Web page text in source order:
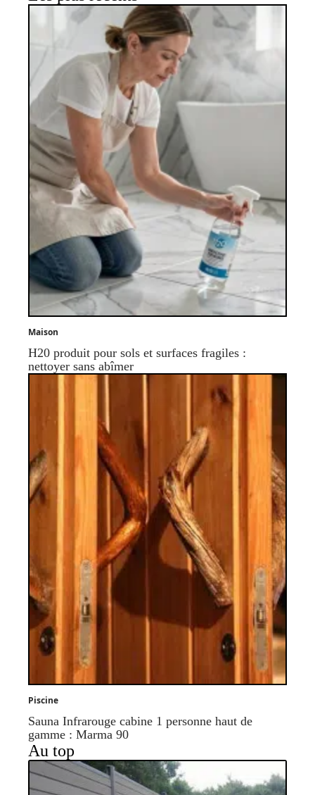
Maison
H20 produit pour sols et surfaces fragiles :
nettoyer sans abîmer
Piscine
Sauna Infrarouge cabine 1 personne haut de
gamme : Marma 90
Au top